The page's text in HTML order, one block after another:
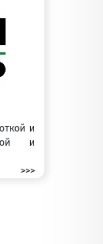
и
и
>>>